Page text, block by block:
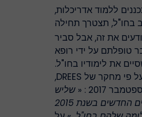
ללמוד אדריכלות,
תצטרך תחילה
את זה, אבל סביר
על ידי רופא
את לימודיו בחו"ל.
למעשה, על פי מחקר של DREES,
: «
שליש
ממנתחי השיניים החדשים בשנת 2015